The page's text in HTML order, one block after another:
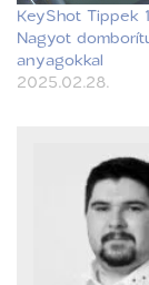
KeyShot Tippek
Nagyot
anyagokkal
2025.02.28.